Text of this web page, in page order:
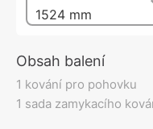
1524 mm
Obsah balení
1 kování pro pohovku
1 sada zamykacího